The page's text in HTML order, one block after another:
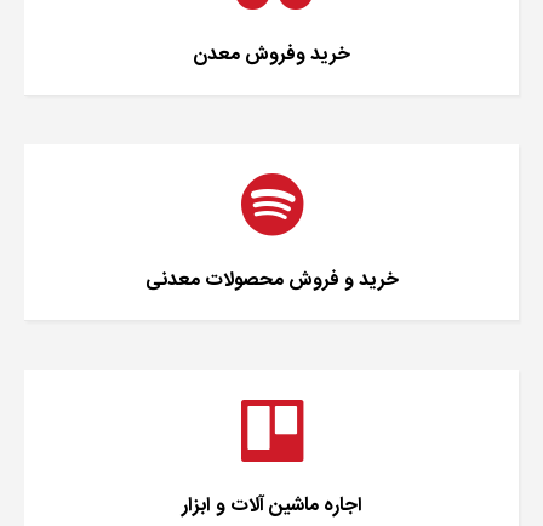
خرید وفروش معدن
خرید و فروش محصولات معدنی
اجاره ماشین آلات و ابزار